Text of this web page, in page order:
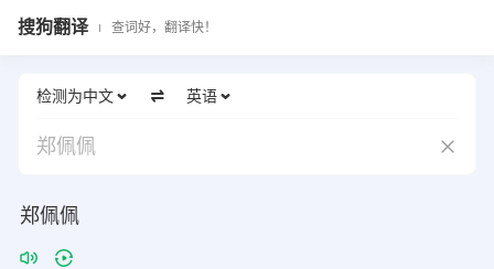
搜狗翻译 查词好，翻译快！
检测为中文 英语
郑佩佩
郑佩佩